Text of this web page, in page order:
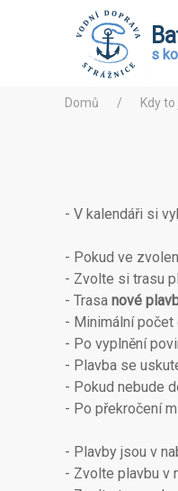
s
Domů Kdy
- V kalendáři si
- Pokud ve
- Zvolte si trasu
- Trasa nové
- Minimální počet
- Po vyplnění
- Plavba se
- Pokud nebude
- Po překročení
- Plavby jsou v
- Zvolte plavbu v